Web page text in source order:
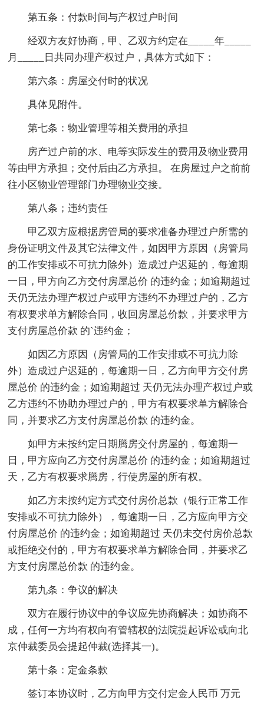
第五条：付款时间与产权过户时间
经双方友好协商，甲、乙双方约定在_____年_____
月_____日共同办理产权过户，具体方式如下：
第六条：房屋交付时的状况
具体见附件。
第七条：物业管理等相关费用的承担
房产过户前的水、电等实际发生的费用及物业费用
等由甲方承担；交付后由乙方承担。 在房屋过户之前前
往小区物业管理部门办理物业交接。
第八条；违约责任
甲乙双方应根据房管局的要求准备办理过户所需的
身份证明文件及其它法律文件，如因甲方原因（房管局
的工作安排或不可抗力除外）造成过户迟延的，每逾期
一日，甲方向乙方交付房屋总价 的违约金；如逾期超过
天仍无法办理产权过户或甲方违约不办理过户的，乙方
有权要求单方解除合同，收回房屋总价款，并要求甲方
支付房屋总价款 的`违约金；
如因乙方原因（房管局的工作安排或不可抗力除
外）造成过户迟延的，每逾期一日，乙方向甲方交付房
屋总价 的违约金；如逾期超过 天仍无法办理产权过户或
乙方违约不协助办理过户的，甲方有权要求单方解除合
同，并要求乙方支付房屋总价款 的违约金。
如甲方未按约定日期腾房交付房屋的，每逾期一
日，甲方应向乙方交付房屋总价 的违约金；如逾期超过
天，乙方有权要求腾房，行使房屋的所有权。
如乙方未按约定方式交付房价总款（银行正常工作
安排或不可抗力除外），每逾期一日，乙方应向甲方交
付房屋总价 的违约金；如逾期超过 天仍未交付房价总款
或拒绝交付的，甲方有权要求单方解除合同，并要求乙
方支付房屋总价款 的违约金。
第九条：争议的解决
双方在履行协议中的争议应先协商解决；如协商不
成，任何一方均有权向有管辖权的法院提起诉讼或向北
京仲裁委员会提起仲裁(选择其一)。
第十条：定金条款
签订本协议时，乙方向甲方交付定金人民币 万元